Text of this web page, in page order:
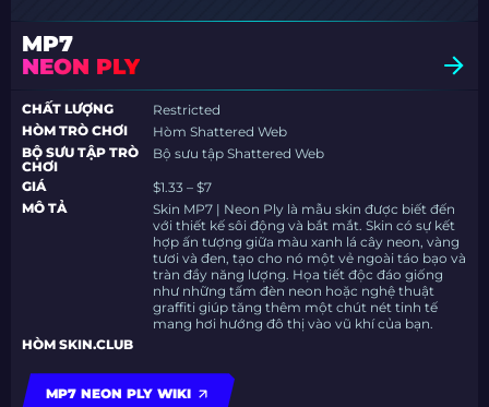
MP7
NEON PLY
CHẤT LƯỢNG
Restricted
HÒM TRÒ CHƠI
Hòm Shattered Web
BỘ SƯU TẬP TRÒ
CHƠI
Bộ sưu tập Shattered Web
GIÁ
$1.33 – $7
MÔ TẢ
Skin MP7 | Neon Ply là mẫu skin được biết đến
với thiết kế sôi động và bắt mắt. Skin có sự kết
hợp ấn tượng giữa màu xanh lá cây neon, vàng
tươi và đen, tạo cho nó một vẻ ngoài táo bạo và
tràn đầy năng lượng. Họa tiết độc đáo giống
như những tấm đèn neon hoặc nghệ thuật
graffiti giúp tăng thêm một chút nét tinh tế
mang hơi hướng đô thị vào vũ khí của bạn.
HÒM SKIN.CLUB
MP7 NEON PLY WIKI